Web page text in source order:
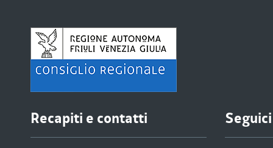
Recapiti e contatti